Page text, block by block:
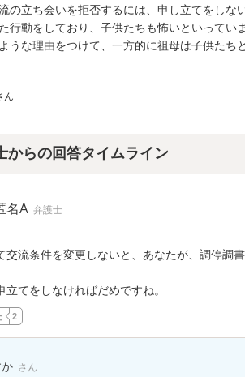
の立ち会いを拒否するには、申し立てをしな
行動をしており、子供たちも怖いといっていま
うな理由をつけて、一方的に祖母は子供たち
ん
からの回答タイムライン
名A 弁護士
交流条件を変更しないと、あなたが、調停調
立てをしなければだめですね。
2
さん